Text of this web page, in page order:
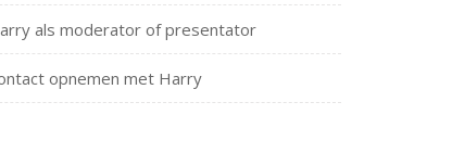
als moderator of presentator
opnemen met Harry